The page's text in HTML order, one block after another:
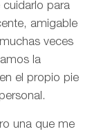
para
amigable
veces
la
el propio pie
una que me